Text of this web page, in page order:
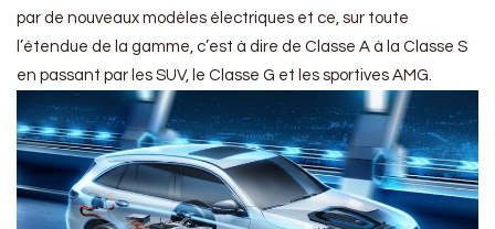
par de nouveaux modèles électriques et ce, sur toute
l’étendue de la gamme, c’est à dire de Classe A à la Classe S
en passant par les SUV, le Classe G et les sportives AMG.